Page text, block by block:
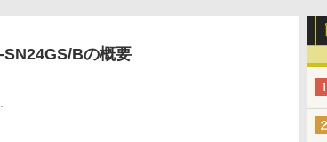
Bの概要